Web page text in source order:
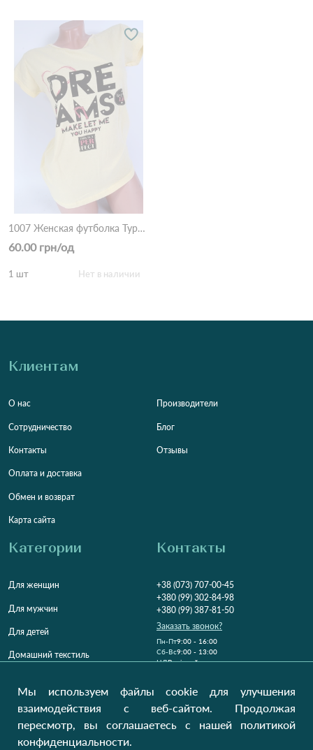
1007 Женская футболка Турция Жовтий
60.00 грн/од
1 шт Нет в наличии
Клиентам
О нас
Сотрудничество
Контакты
Оплата и доставка
Обмен и возврат
Карта сайта
Производители
Блог
Отзывы
Категории
Для женщин
Для мужчин
Для детей
Домашний текстиль
Контакты
+38 (073) 707-00-45
+380 (99) 302-84-98
+380 (99) 387-81-50
Заказать звонок?
Пн-Пт9:00 - 16:00
Cб-Вс9:00 - 13:00
НДВихідний
Україна, Луцьк, 43000
Наши обновления
Мы используем файлы cookie для улучшения
взаимодействия с веб-сайтом. Продолжая
пересмотр, вы соглашаетесь с нашей политикой
конфиденциальности.